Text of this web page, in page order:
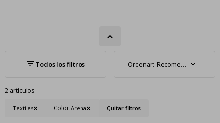
Recomendados
2 artículos
Textiles Color:Arena Quitar filtros